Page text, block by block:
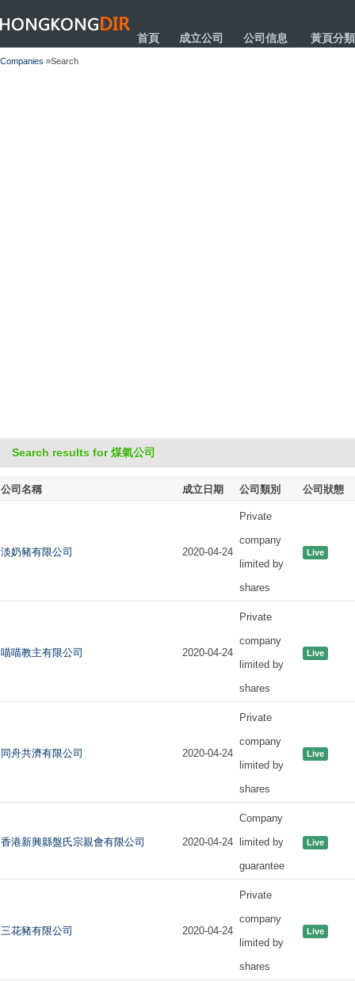
HONGKONGDIR
首頁 成立公司 公司信息 黃頁分類
Companies »Search
Search results for 煤氣公司
公司名稱 成立日期 公司類別 公司狀態
淡奶豬有限公司 2020-04-24
Private
company
limited by
shares
Live
喵喵教主有限公司 2020-04-24
Private
company
limited by
shares
Live
同舟共濟有限公司 2020-04-24
Private
company
limited by
shares
Live
香港新興縣盤氏宗親會有限公司 2020-04-24
Company
limited by
guarantee
Live
三花豬有限公司 2020-04-24
Private
company
limited by
shares
Live